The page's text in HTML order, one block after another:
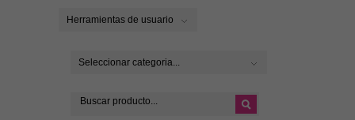
Herramientas de usuario
Seleccionar categoria...